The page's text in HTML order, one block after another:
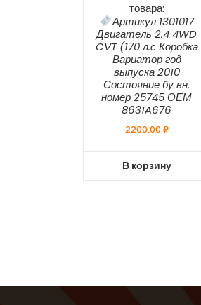
товара:
Артикул 1301017
Двигатель 2.4 4WD
CVT (170 л.с Коробка
Вариатор год
выпуска 2010
Состояние бу вн.
номер 25745 ОЕМ
8631A676
2200,00₽
В корзину